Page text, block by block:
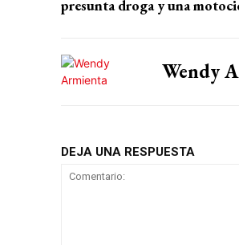
presunta droga y una
Wendy
DEJA UNA RESPUESTA